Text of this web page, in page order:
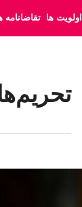
تقاضانامه اولویت ها
تحریم‌ها